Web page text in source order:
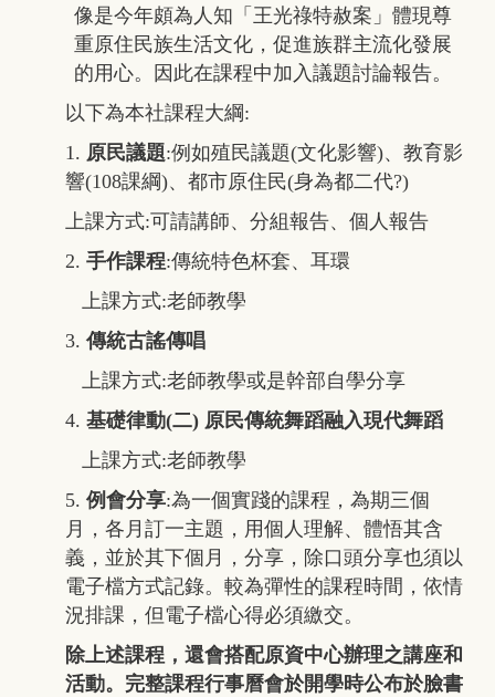
像是今年頗為人知「王光祿特赦案」體現尊
重原住民族生活文化，促進族群主流化發展
的用心。因此在課程中加入議題討論報告。
以下為本社課程大綱:
1. 原民議題:例如殖民議題(文化影響)、教育影
響(108課綱)、都市原住民(身為都二代?)
上課方式:可請講師、分組報告、個人報告
2. 手作課程:傳統特色杯套、耳環
上課方式:老師教學
3. 傳統古謠傳唱
上課方式:老師教學或是幹部自學分享
4. 基礎律動(二) 原民傳統舞蹈融入現代舞蹈
上課方式:老師教學
5. 例會分享:為一個實踐的課程，為期三個
月，各月訂一主題，用個人理解、體悟其含
義，並於其下個月，分享，除口頭分享也須以
電子檔方式記錄。較為彈性的課程時間，依情
況排課，但電子檔心得必須繳交。
除上述課程，還會搭配原資中心辦理之講座和
活動。完整課程行事曆會於開學時公布於臉書